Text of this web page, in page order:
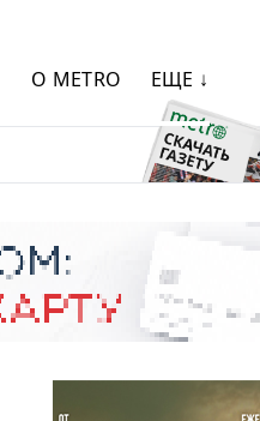
О METRO ЕЩЕ ↓